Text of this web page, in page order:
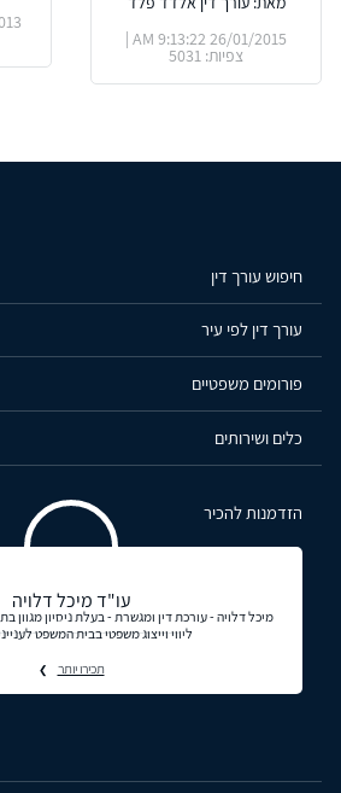
26/01/2015 9:13:22 AM |
צפיות: 5031
חיפוש עורך דין
עורך דין לפי עיר
פורומים משפטיים
כלים ושירותים
הזדמנות להכיר
עו"ד מיכל דלויה
מיכל דלויה - עורכת דין ומגשרת - בעלת ניסיון מגוון
ליווי וייצוג משפטי בבית המשפט
תכירו יותר